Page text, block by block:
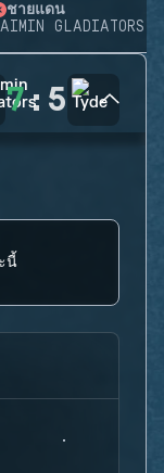
ชายแดน
GLADIATORS
7: 5
นี้